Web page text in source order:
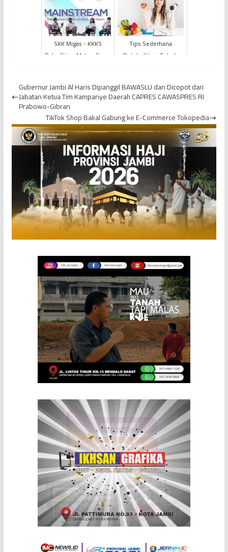
Thailand Untuk Buka
Puas...
Cara Mengecek Struktur
B...
SKK Migas - KKKS
PetroChina Makan Siang
Ratusan Mahasi...
Tips Sederhana
Detoksifikasi Tubuh
Gubernur Jambi Al Haris Dipanggil BAWASLU dan Dicopot dari
Jabatan Ketua Tim Kampanye Daerah CAPRES CAWASPRES RI
Prabowo-Gibran
TikTok Shop Bakal Gabung ke E-Commerce Tokopedia